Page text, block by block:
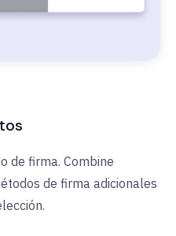
de firma. Combine
de firma adicionales